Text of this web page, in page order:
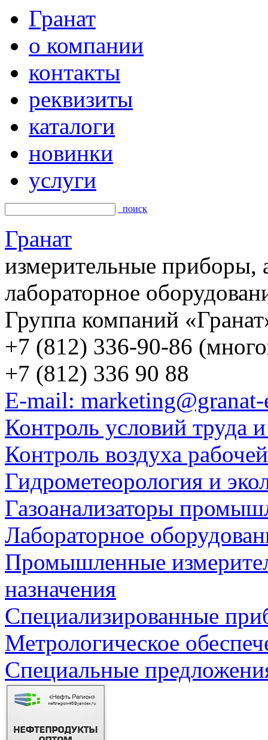
Гранат
о компании
контакты
реквизиты
каталоги
новинки
услуги
поиск
Гранат
измерительные приборы,
лабораторное
Группа компаний
+7 (812) 336-90-86
+7 (812) 336 90 88
E-mail:
Контроль условий труда
Контроль воздуха
Гидрометеорология и
Газоанализаторы
Лабораторное
Промышленные
назначения
Специализированные
Метрологическое
Специальные